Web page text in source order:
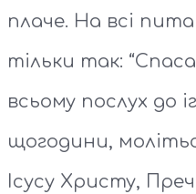
плаче. На всі
тільки так:
всьому послух до
щогодини,
Ісусу Христу,